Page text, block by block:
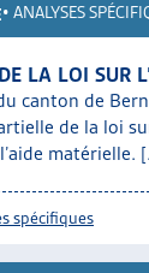
• ANALYSES
LA LOI SUR
canton de
de la loi
matérielle.
spécifiques